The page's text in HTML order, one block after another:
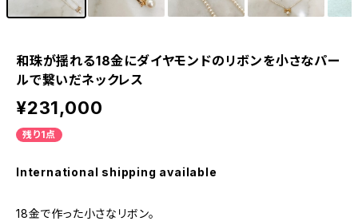
和珠が揺れる18金にダイヤモンドのリボンを小さなパー
ルで繋いだネックレス
¥231,000
残り1点
International shipping available
18金で作った小さなリボン。